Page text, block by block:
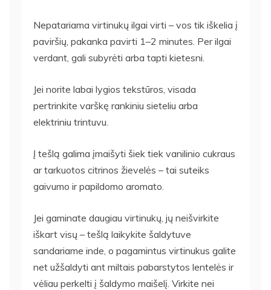
Nepatariama virtinukų ilgai virti – vos tik iškelia į
paviršių, pakanka pavirti 1–2 minutes. Per ilgai
verdant, gali subyrėti arba tapti kietesni.
Jei norite labai lygios tekstūros, visada
pertrinkite varškę rankiniu sieteliu arba
elektriniu trintuvu.
Į tešlą galima įmaišyti šiek tiek vanilinio cukraus
ar tarkuotos citrinos žievelės – tai suteiks
gaivumo ir papildomo aromato.
Jei gaminate daugiau virtinukų, jų neišvirkite
iškart visų – tešlą laikykite šaldytuve
sandariame inde, o pagamintus virtinukus galite
net užšaldyti ant miltais pabarstytos lentelės ir
vėliau perkelti į šaldymo maišelį. Virkite nei